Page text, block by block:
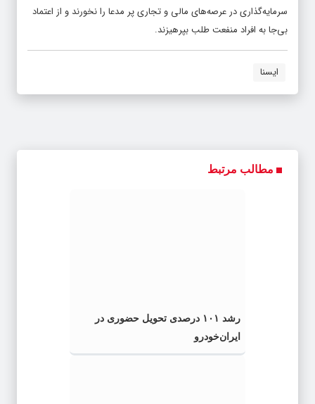
سرمایه‌گذاری در عرصه‌های مالی و تجاری پر مدعا را نخورند و از اعتماد
بی‌جا به افراد منفعت طلب بپرهیزند.
ایسنا
مطالب مرتبط
رشد ۱۰۱ درصدی تحویل حضوری در
ایران‌خودرو